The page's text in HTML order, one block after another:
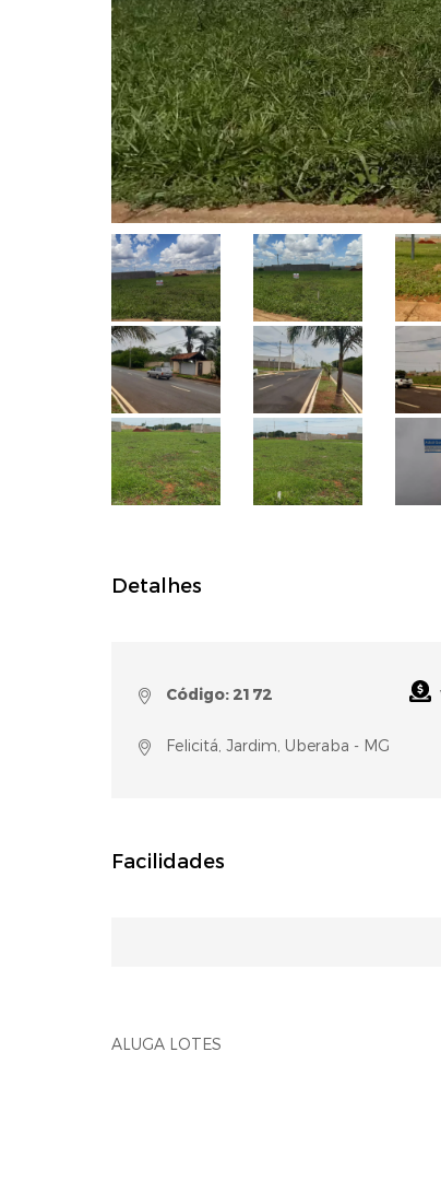
Detalhes
Código: 2172
Felicitá, Jardim, Uberaba - MG
Facilidades
ALUGA LOTES